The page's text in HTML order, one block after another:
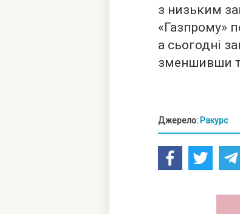
з низьким
«Газпрому»
а сьогодні
зменшивши
Джерело: Ракурс